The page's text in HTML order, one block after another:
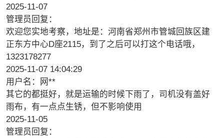
2025-11-07
管理员回复：
欢迎您实地考察，地址是：河南省郑州市管城回族区建
正东方中心D座2115，到了之后可以打这个电话哦，
1323178277
2025-11-07 14:04:29
用户名：网**
其它的都挺好，就是运输的时候下雨了，司机没有盖好
雨布，有一点点生锈，但不影响使用
2025-11-05
管理员回复：